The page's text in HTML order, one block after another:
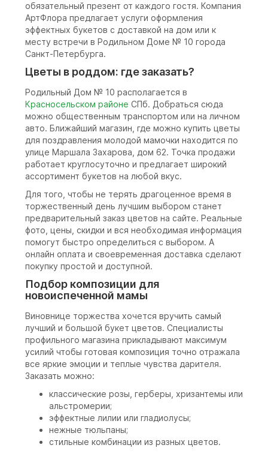
обязательный презент от каждого гостя. Компания
АртФлора предлагает услуги оформления
эффектных букетов с доставкой на дом или к
месту встречи в Родильном Доме № 10 города
Санкт-Петербурга.
Цветы в роддом: где заказать?
Родильный Дом № 10 располагается в
Красносельском районе СПб. Добраться сюда
можно общественным транспортом или на личном
авто. Ближайший магазин, где можно купить цветы
для поздравления молодой мамочки находится по
улице Маршала Захарова, дом 62. Точка продажи
работает круглосуточно и предлагает широкий
ассортимент букетов на любой вкус.
Для того, чтобы не терять драгоценное время в
торжественный день лучшим выбором станет
предварительный заказ цветов на сайте. Реальные
фото, цены, скидки и вся необходимая информация
помогут быстро определиться с выбором. А
онлайн оплата и своевременная доставка сделают
покупку простой и доступной.
Подбор композиции для
новоиспеченной мамы
Виновнице торжества хочется вручить самый
лучший и большой букет цветов. Специалисты
профильного магазина прикладывают максимум
усилий чтобы готовая композиция точно отражала
все яркие эмоции и теплые чувства дарителя.
Заказать можно:
классические розы, герберы, хризантемы или
альстромерии;
эффектные лилии или гладиолусы;
нежные тюльпаны;
стильные комбинации из разных цветов.